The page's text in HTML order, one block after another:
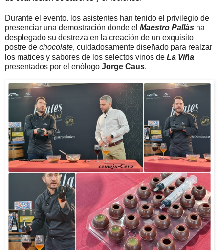
Durante el evento, los asistentes han tenido el privilegio de
presenciar una demostración donde el Maestro Pallàs ha
desplegado su destreza en la creación de un exquisito
postre de chocolate, cuidadosamente diseñado para realzar
los matices y sabores de los selectos vinos de La Viña
presentados por el enólogo Jorge Caus.